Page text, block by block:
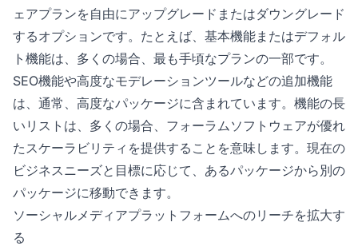
ェアプランを自由にアップグレードまたはダウングレード
するオプションです。たとえば、基本機能またはデフォル
ト機能は、多くの場合、最も手頃なプランの一部です。
SEO機能や高度なモデレーションツールなどの追加機能
は、通常、高度なパッケージに含まれています。機能の長
いリストは、多くの場合、フォーラムソフトウェアが優れ
たスケーラビリティを提供することを意味します。現在の
ビジネスニーズと目標に応じて、あるパッケージから別の
パッケージに移動できます。
ソーシャルメディアプラットフォームへのリーチを拡大す
る